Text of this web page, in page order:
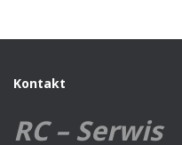
Kontakt
RC – Serwis